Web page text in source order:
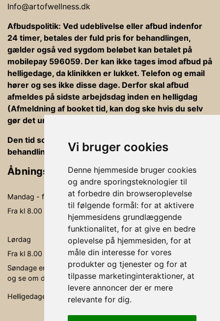
Vi bruger cookies
Denne hjemmeside bruger cookies
og andre sporingsteknologier til
at forbedre din browseroplevelse
til følgende formål: for at aktivere
hjemmesidens grundlæggende
funktionalitet, for at give en bedre
oplevelse på hjemmesiden, for at
måle din interesse for vores
produkter og tjenester og for at
tilpasse marketinginteraktioner, at
levere annoncer der er mere
relevante for dig.
Info@artofwellness.dk
Afbudspolitik: Ved udeblivelse eller afbud indenfor
24 timer, betales der fuld pris for behandlingen,
gælder også ved sygdom beløbet kan betalet på
mobilepay 596059. Der kan ikke tages imod afbud på
helligedage, da klinikken er lukket. Telefon og email
hører og ses ikke disse dage. Derfor skal afbud
afmeldes på sidste arbejdsdag inden en helligdag
(Afmeldning af booket tid, kan dog ske hvis du selv
gør det under din bookning).
Den tid som er afsat til behandlinger er ind og ud af
behandlingsrummet, betaling og vejledning
Åbningstider
Mandag - fredag
09.00-19.00
Fra kl 8.00 - kl. 20.00 kan der behandles
Lørdag
09.00- 15.00
Fra kl 8.00 - kl. 16.00 kan der behandles
Søndage er ikke faste åbningsdage, men søg via bookingen,
og se om der er en behandler, der er ledig.
Helligedage er klinikken lukket.